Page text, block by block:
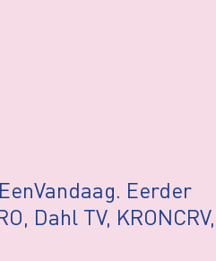
Eerder
Dahl TV, KRONCRV,